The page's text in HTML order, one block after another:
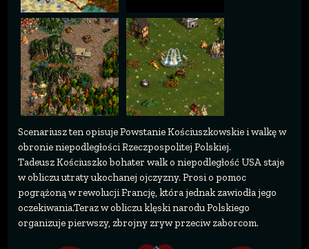
Scenariusz ten opisuje Powstanie Kościuszkowskie i walkę w
obronie niepodległości Rzeczpospolitej Polskiej.
Tadeusz Kościuszko bohater walk o niepodległość USA staje
w obliczu utraty ukochanej ojczyzny. Prosi o pomoc
pogrążoną w rewolucji Francję, która jednak zawiodła jego
oczekiwania.Teraz w obliczu klęski narodu Polskiego
organizuje pierwszy, zbrojny zryw przeciw zaborcom.